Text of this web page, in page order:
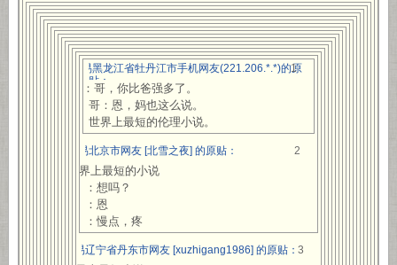
网易黑龙江省牡丹江市手机网友(221.206.*.*)的原
贴：
1
妹：哥，你比爸强多了。
哥：恩，妈也这么说。
世界上最短的伦理小说。
网易北京市网友 [北雪之夜] 的原贴： 2
世界上最短的小说
：想吗？
：恩
：慢点，疼
网易辽宁省丹东市网友 [xuzhigang1986] 的原贴：3